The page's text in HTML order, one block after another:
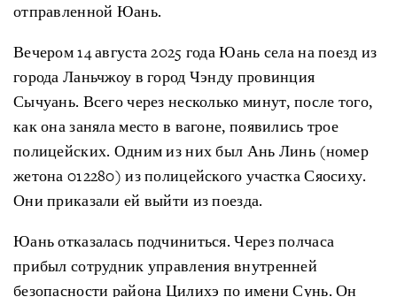
отправленной Юань.
Вечером 14 августа 2025 года Юань села на поезд из
города Ланьчжоу в город Чэнду провинция
Сычуань. Всего через несколько минут, после того,
как она заняла место в вагоне, появились трое
полицейских. Одним из них был Ань Линь (номер
жетона 012280) из полицейского участка Сяосиху.
Они приказали ей выйти из поезда.
Юань отказалась подчиниться. Через полчаса
прибыл сотрудник управления внутренней
безопасности района Цилихэ по имени Сунь. Он